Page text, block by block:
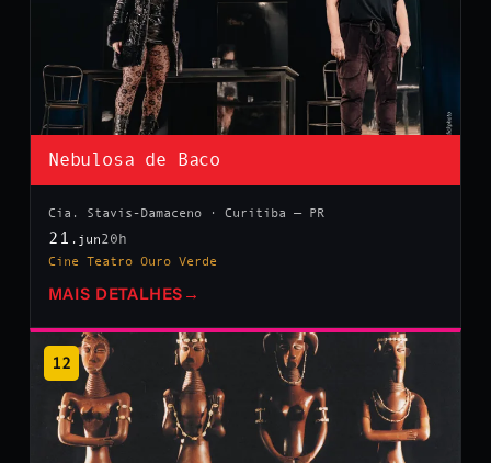
Nebulosa de Baco
Cia. Stavis-Damaceno · Curitiba — PR
21 .jun20h
Cine Teatro Ouro Verde
MAIS DETALHES →
12